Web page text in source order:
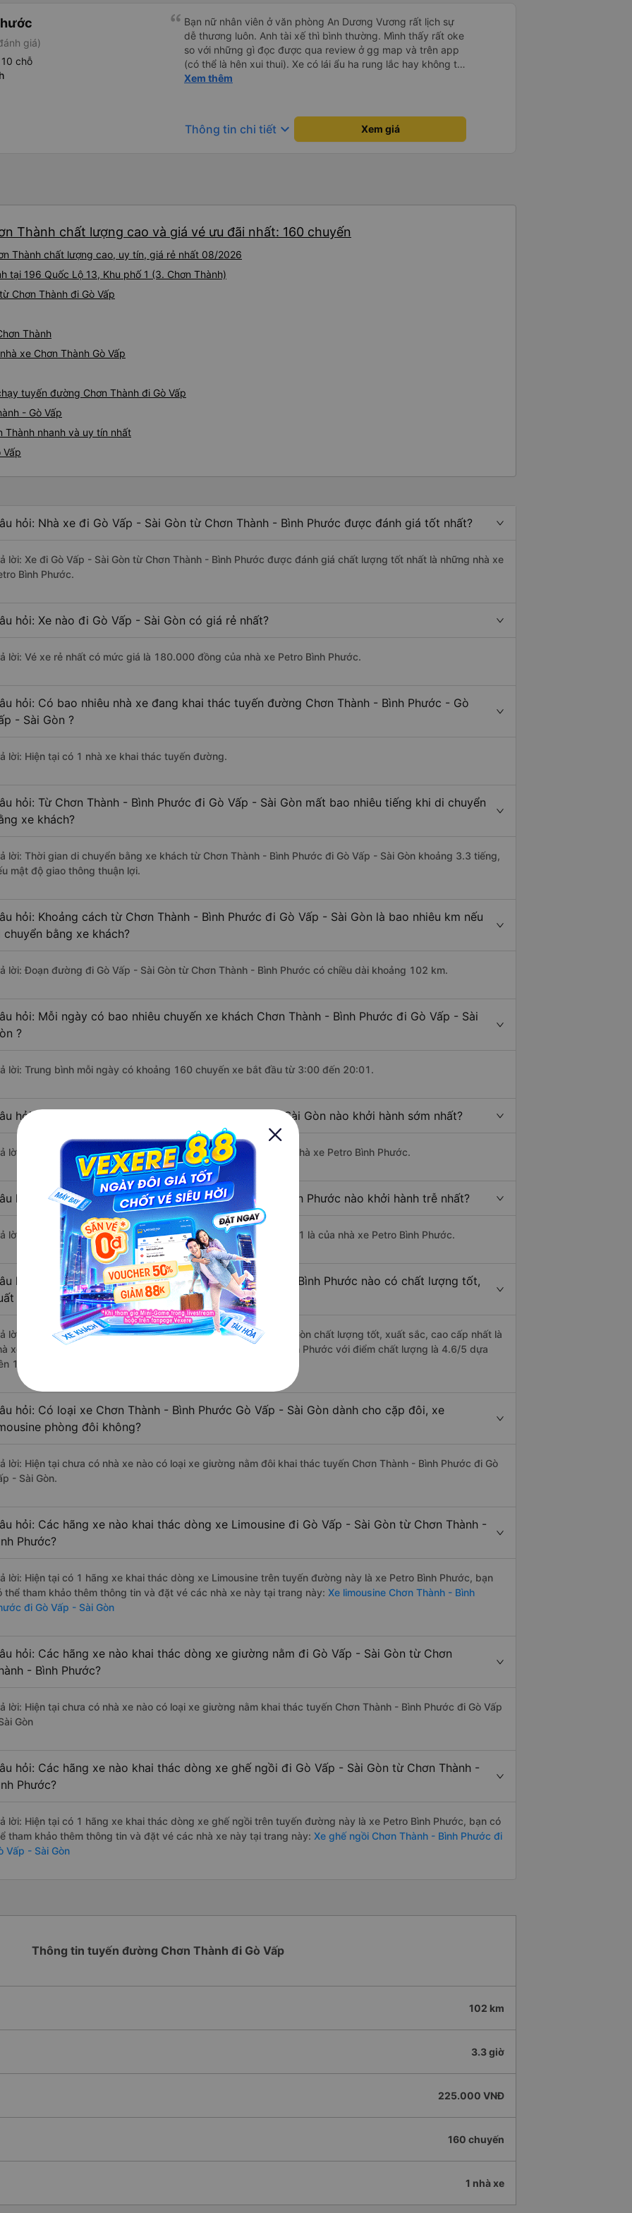
giá)
chỗ
Bạn nữ nhân viên ở văn phòng An Dương Vương rất lịch sự
dễ thương luôn. Anh tài xế thì bình thường. Mình thấy rất oke
so với những gì đọc được qua review ở gg map và trên app
(có thể là hên xui thui). Xe có lái ẩu ha rung lắc hay không thì
cũng ko rõ tại mình say xe nên ngủ ko à
Xem thêm
Thông tin chi tiết keyboard_arrow_down Xem giá
Thành chất lượng cao và giá vé ưu đãi nhất: 160 chuyến
Thành chất lượng cao, uy tín, giá rẻ nhất 08/2026
tại 196 Quốc Lộ 13, Khu phố 1 (3. Chơn Thành)
Chơn Thành đi Gò Vấp
Thành
xe Chơn Thành Gò Vấp
tuyến đường Chơn Thành đi Gò Vấp
- Gò Vấp
Thành nhanh và uy tín nhất
hỏi: Nhà xe đi Gò Vấp - Sài Gòn từ Chơn Thành - Bình Phước được đánh giá tốt nhất?
lời: Xe đi Gò Vấp - Sài Gòn từ Chơn Thành - Bình Phước được đánh giá chất lượng tốt nhất là những nhà xe
Bình Phước.
hỏi: Xe nào đi Gò Vấp - Sài Gòn có giá rẻ nhất?
lời: Vé xe rẻ nhất có mức giá là 180.000 đồng của nhà xe Petro Bình Phước.
hỏi: Có bao nhiêu nhà xe đang khai thác tuyến đường Chơn Thành - Bình Phước - Gò
- Sài Gòn ?
lời: Hiện tại có 1 nhà xe khai thác tuyến đường.
hỏi: Từ Chơn Thành - Bình Phước đi Gò Vấp - Sài Gòn mất bao nhiêu tiếng khi di chuyển
xe khách?
lời: Thời gian di chuyển bằng xe khách từ Chơn Thành - Bình Phước đi Gò Vấp - Sài Gòn khoảng 3.3 tiếng,
mật độ giao thông thuận lợi.
hỏi: Khoảng cách từ Chơn Thành - Bình Phước đi Gò Vấp - Sài Gòn là bao nhiêu km nếu
chuyển bằng xe khách?
lời: Đoạn đường đi Gò Vấp - Sài Gòn từ Chơn Thành - Bình Phước có chiều dài khoảng 102 km.
hỏi: Mỗi ngày có bao nhiêu chuyến xe khách Chơn Thành - Bình Phước đi Gò Vấp - Sài
?
lời: Trung bình mỗi ngày có khoảng 160 chuyến xe bắt đầu từ 3:00 đến 20:01.
hỏi: Nhà xe đi Chơn Thành - Bình Phước Gò Vấp - Sài Gòn nào khởi hành sớm nhất?
lời: Chuyến xe có giờ xuất phát sớm nhất vào lúc 3:00 là của nhà xe Petro Bình Phước.
hỏi: Nhà xe đi Gò Vấp - Sài Gòn từ Chơn Thành - Bình Phước nào khởi hành trễ nhất?
lời: Chuyến xe có giờ xuất phát trễ (muộn) nhất là vào lúc 20:01 là của nhà xe Petro Bình Phước.
hỏi: Review xe đi Gò Vấp - Sài Gòn từ Chơn Thành - Bình Phước nào có chất lượng tốt,
sắc, cao cấp nhất?
lời: Những hãng xe đi Chơn Thành - Bình Phước Gò Vấp - Sài Gòn chất lượng tốt, xuất sắc, cao cấp nhất là
xe Petro Bình Phước đi Gò Vấp - Sài Gòn từ Chơn Thành - Bình Phước với điểm chất lượng là 4.6/5 dựa
1299 đánh giá của khách hàng).
hỏi: Có loại xe Chơn Thành - Bình Phước Gò Vấp - Sài Gòn dành cho cặp đôi, xe
phòng đôi không?
lời: Hiện tại chưa có nhà xe nào có loại xe giường nằm đôi khai thác tuyến Chơn Thành - Bình Phước đi Gò
- Sài Gòn.
hỏi: Các hãng xe nào khai thác dòng xe Limousine đi Gò Vấp - Sài Gòn từ Chơn Thành -
Phước?
lời: Hiện tại có 1 hãng xe khai thác dòng xe Limousine trên tuyến đường này là xe Petro Bình Phước, bạn
thể tham khảo thêm thông tin và đặt vé các nhà xe này tại trang này: Xe limousine Chơn Thành - Bình
đi Gò Vấp - Sài Gòn
hỏi: Các hãng xe nào khai thác dòng xe giường nằm đi Gò Vấp - Sài Gòn từ Chơn
- Bình Phước?
lời: Hiện tại chưa có nhà xe nào có loại xe giường nằm khai thác tuyến Chơn Thành - Bình Phước đi Gò Vấp
Gòn
hỏi: Các hãng xe nào khai thác dòng xe ghế ngồi đi Gò Vấp - Sài Gòn từ Chơn Thành -
Phước?
lời: Hiện tại có 1 hãng xe khai thác dòng xe ghế ngồi trên tuyến đường này là xe Petro Bình Phước, bạn có
tham khảo thêm thông tin và đặt vé các nhà xe này tại trang này: Xe ghế ngồi Chơn Thành - Bình Phước đi
Vấp - Sài Gòn
Thông tin tuyến đường Chơn Thành đi Gò Vấp
102 km
3.3 giờ
225.000 VNĐ
160 chuyến
1 nhà xe